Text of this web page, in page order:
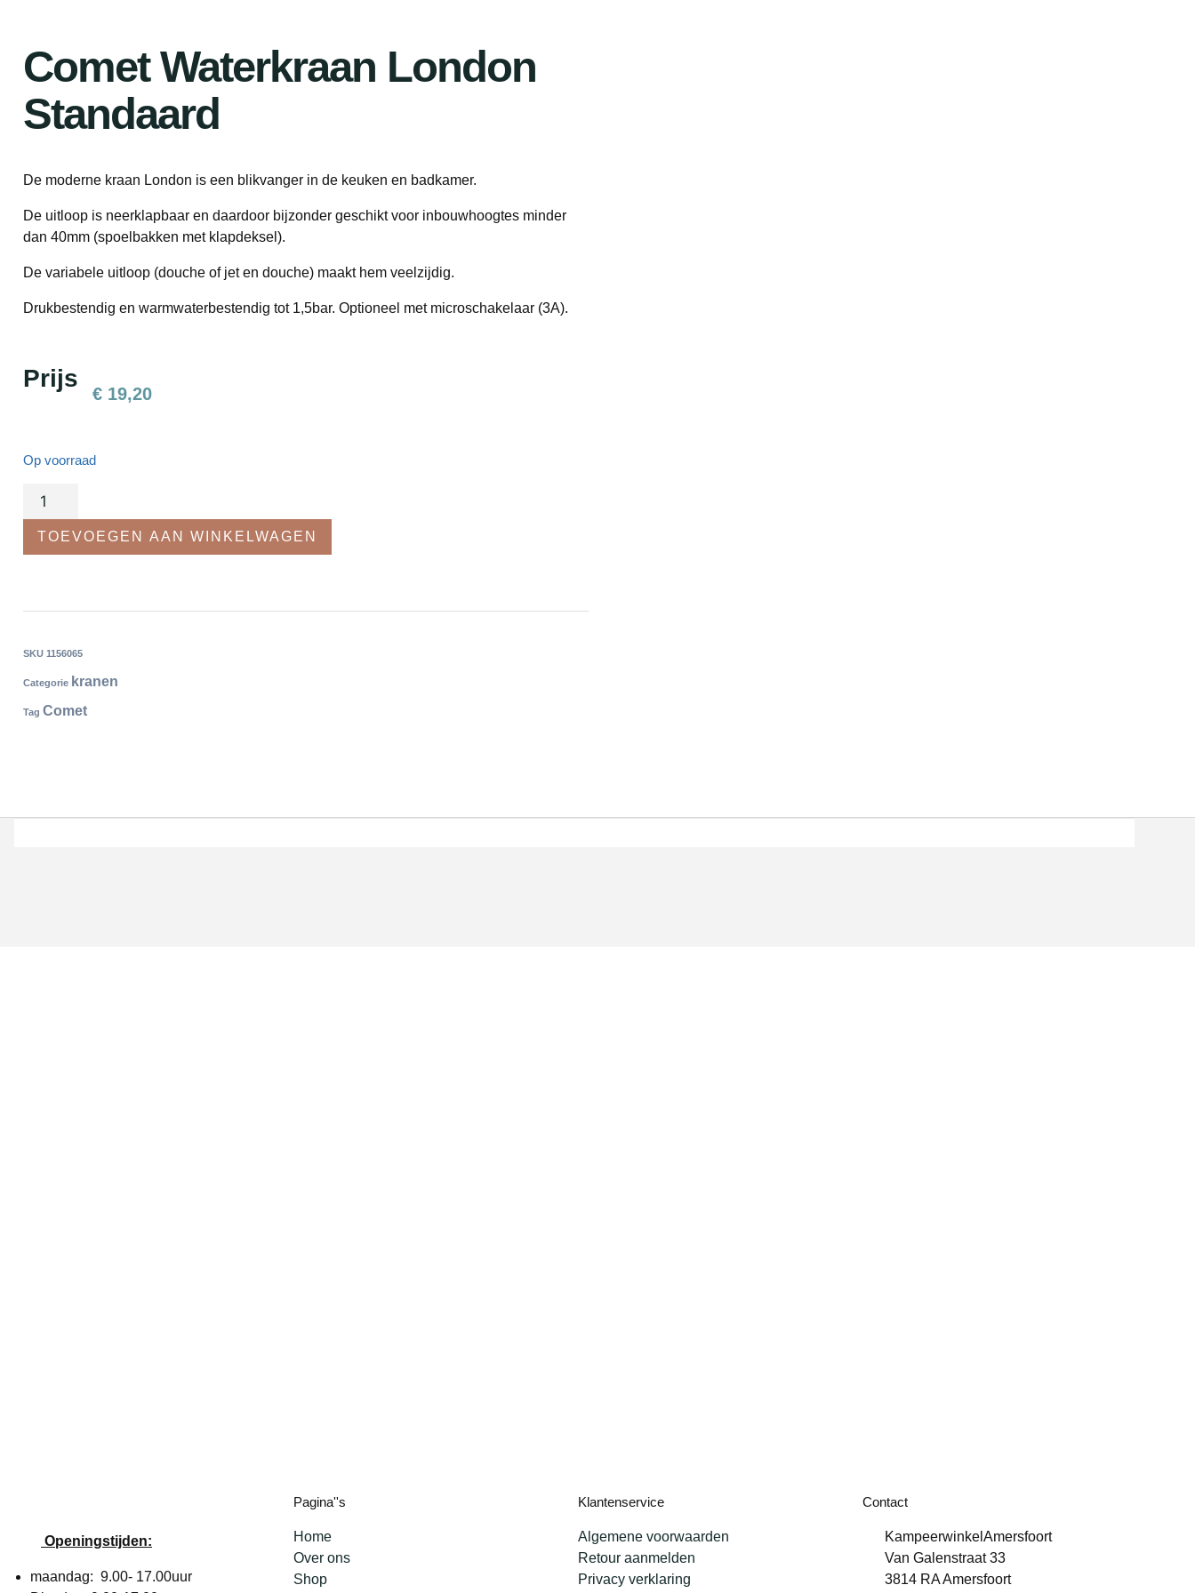
Comet Waterkraan London
Standaard
De moderne kraan London is een blikvanger in de keuken en badkamer.
De uitloop is neerklapbaar en daardoor bijzonder geschikt voor inbouwhoogtes minder
dan 40mm (spoelbakken met klapdeksel).
De variabele uitloop (douche of jet en douche) maakt hem veelzijdig.
Drukbestendig en warmwaterbestendig tot 1,5bar. Optioneel met microschakelaar (3A).
Prijs
€ 19,20
Op voorraad
TOEVOEGEN AAN WINKELWAGEN
SKU 1156065
Categorie kranen
Tag Comet
Openingstijden:
maandag: 9.00- 17.00uur
Pagina''s
Home
Over ons
Shop
Klantenservice
Algemene voorwaarden
Retour aanmelden
Privacy verklaring
Contact
KampeerwinkelAmersfoort
Van Galenstraat 33
3814 RA Amersfoort